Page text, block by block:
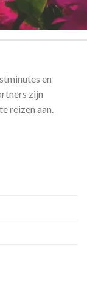
en
zijn
reizen aan.